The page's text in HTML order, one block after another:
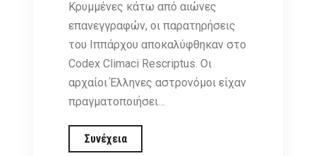
Κρυμμένες κάτω από αιώνες
επανεγγραφών, οι παρατηρήσεις
του Ιππάρχου αποκαλύφθηκαν στο
Codex Climaci Rescriptus. Οι
αρχαίοι Έλληνες αστρονόμοι είχαν
πραγματοποιήσει…
Συνέχεια«Γέννηση